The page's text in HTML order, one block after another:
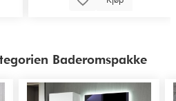
Baderomspakke